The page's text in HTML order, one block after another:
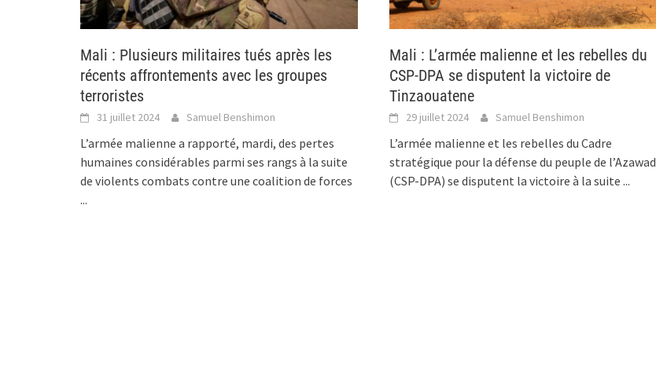
Mali : Plusieurs militaires tués après les
récents affrontements avec les groupes
terroristes
31 juillet 2024 Samuel Benshimon
L’armée malienne a rapporté, mardi, des pertes
humaines considérables parmi ses rangs à la suite
de violents combats contre une coalition de forces
...
Mali : L’armée malienne et les rebelles du
CSP-DPA se disputent la victoire de
Tinzaouatene
29 juillet 2024 Samuel Benshimon
L’armée malienne et les rebelles du Cadre
stratégique pour la défense du peuple de l’Azawad
(CSP-DPA) se disputent la victoire à la suite...